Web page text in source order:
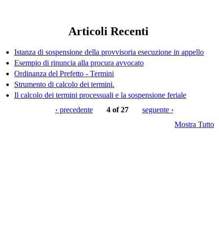
Articoli Recenti
Istanza di sospensione della provvisoria esecuzione in appello
Esempio di rinuncia alla procura avvocato
Ordinanza del Prefetto - Termini
Strumento di calcolo dei termini.
Il calcolo dei termini processuali e la sospensione feriale
‹ precedente
4 of 27
seguente ›
Mostra Tutto